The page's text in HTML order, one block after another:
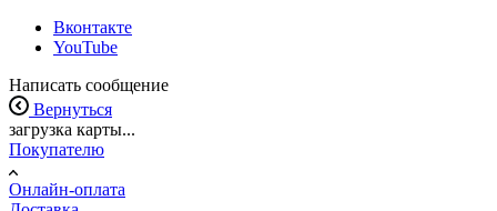
Вконтакте
YouTube
Написать сообщение
Вернуться
загрузка карты...
Покупателю
Онлайн-оплата